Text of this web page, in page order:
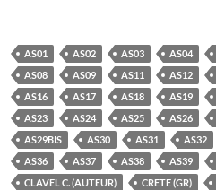
AS01 AS02 AS03 AS04
AS08
AS09 AS11 AS12
AS16
AS17 AS18 AS19
AS23
AS24 AS25 AS26
AS29BIS
AS30 AS31 AS32
AS36
AS37 AS38 AS39
CLAVEL C. (AUTEUR)
CRETE (GR)